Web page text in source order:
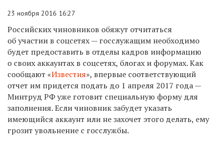
23 ноября 2016 16:27
Российских чиновников обяжут отчитаться
об участии в соцсетях — госслужащим необходимо
будет предоставить в отделы кадров информацию
о своих аккаунтах в соцсетях, блогах и форумах. Как
сообщают «Известия», впервые соответствующий
отчет им придется подать до 1 апреля 2017 года —
Минтруд РФ уже готовит специальную форму для
заполнения. Если чиновник забудет указать
имеющийся аккаунт или не захочет этого делать, ему
грозит увольнение с госслужбы.